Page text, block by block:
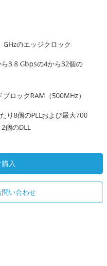
のエッジクロック
3.8 Gbpsの4から32個の
ロックRAM（500MHz）
り8個のPLLおよび最大700
個のDLL
入
い合わせ